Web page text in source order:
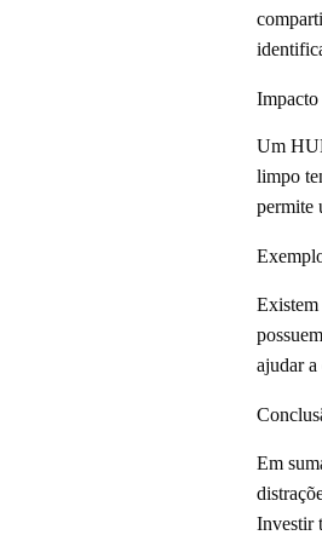
Impacto
Um
limpo
permite
Existem
ajudar a
Em
Investir